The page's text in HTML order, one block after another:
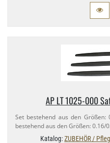
AP LT 1025-​000
Set bestehend aus den Größen:
bestehend aus den Größen: 0.​16/​
Katalog:ZUBEHÖR /